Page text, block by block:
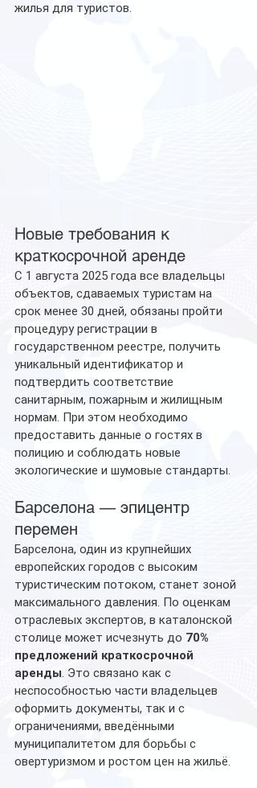
жилья для туристов.
Новые требования к
краткосрочной аренде
С 1 августа 2025 года все владельцы
объектов, сдаваемых туристам на
срок менее 30 дней, обязаны пройти
процедуру регистрации в
государственном реестре, получить
уникальный идентификатор и
подтвердить соответствие
санитарным, пожарным и жилищным
нормам. При этом необходимо
предоставить данные о гостях в
полицию и соблюдать новые
экологические и шумовые стандарты.
Барселона — эпицентр
перемен
Барселона, один из крупнейших
европейских городов с высоким
туристическим потоком, станет зоной
максимального давления. По оценкам
отраслевых экспертов, в каталонской
столице может исчезнуть до 70%
предложений краткосрочной
аренды. Это связано как с
неспособностью части владельцев
оформить документы, так и с
ограничениями, введёнными
муниципалитетом для борьбы с
овертуризмом и ростом цен на жильё.